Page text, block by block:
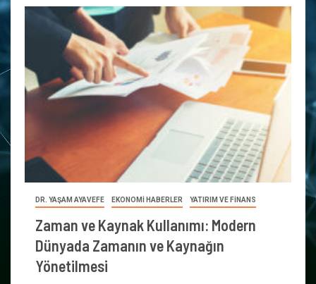
DR. YAŞAM AYAVEFE EKONOMİ HABERLER YATIRIM VE FİNANS
Zaman ve Kaynak Kullanımı: Modern
Dünyada Zamanın ve Kaynağın
Yönetilmesi